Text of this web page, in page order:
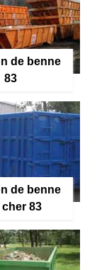
de benne
83
de benne
cher 83